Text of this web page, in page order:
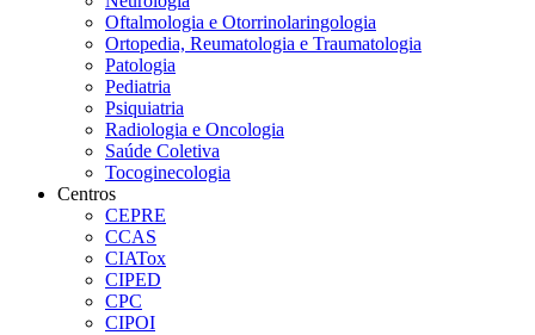
Oftalmologia e Otorrinolaringologia
Ortopedia, Reumatologia e Traumatologia
Patologia
Pediatria
Psiquiatria
Radiologia e Oncologia
Saúde Coletiva
Tocoginecologia
Centros
CEPRE
CCAS
CIATox
CIPED
CPC
CIPOI